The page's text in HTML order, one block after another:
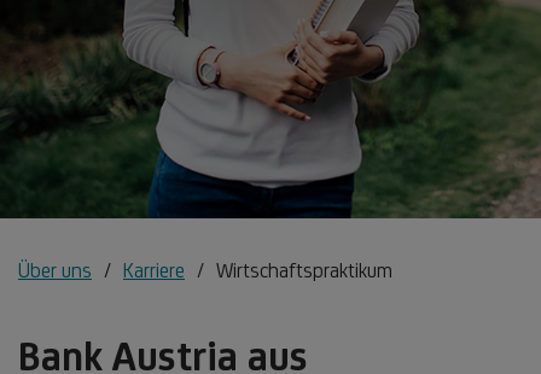
Über uns Karriere Wirtschaftspraktikum
Bank Austria aus